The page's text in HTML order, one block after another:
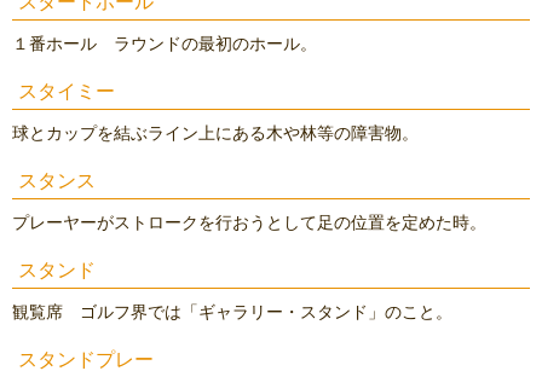
１番ホール ラウンドの最初のホール。
スタイミー
球とカップを結ぶライン上にある木や林等の障害物。
スタンス
プレーヤーがストロークを行おうとして足の位置を定めた時。
スタンド
観覧席 ゴルフ界では「ギャラリー・スタンド」のこと。
スタンドプレー